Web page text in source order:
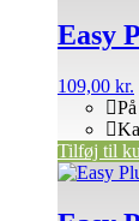
Easy
109,00 kr.
Tilføj til